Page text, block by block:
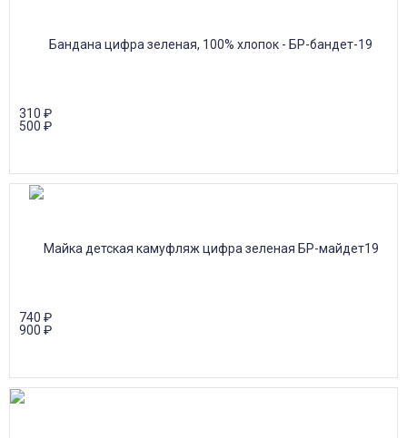
310 ₽
500 ₽
740 ₽
900 ₽